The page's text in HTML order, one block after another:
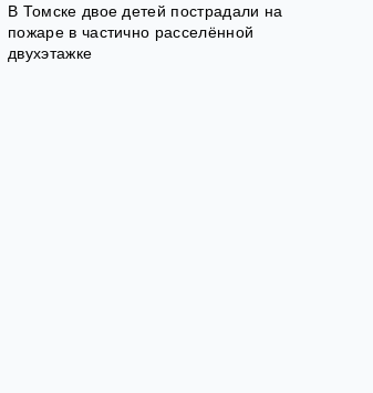
В Томске двое детей пострадали на
пожаре в частично расселённой
двухэтажке